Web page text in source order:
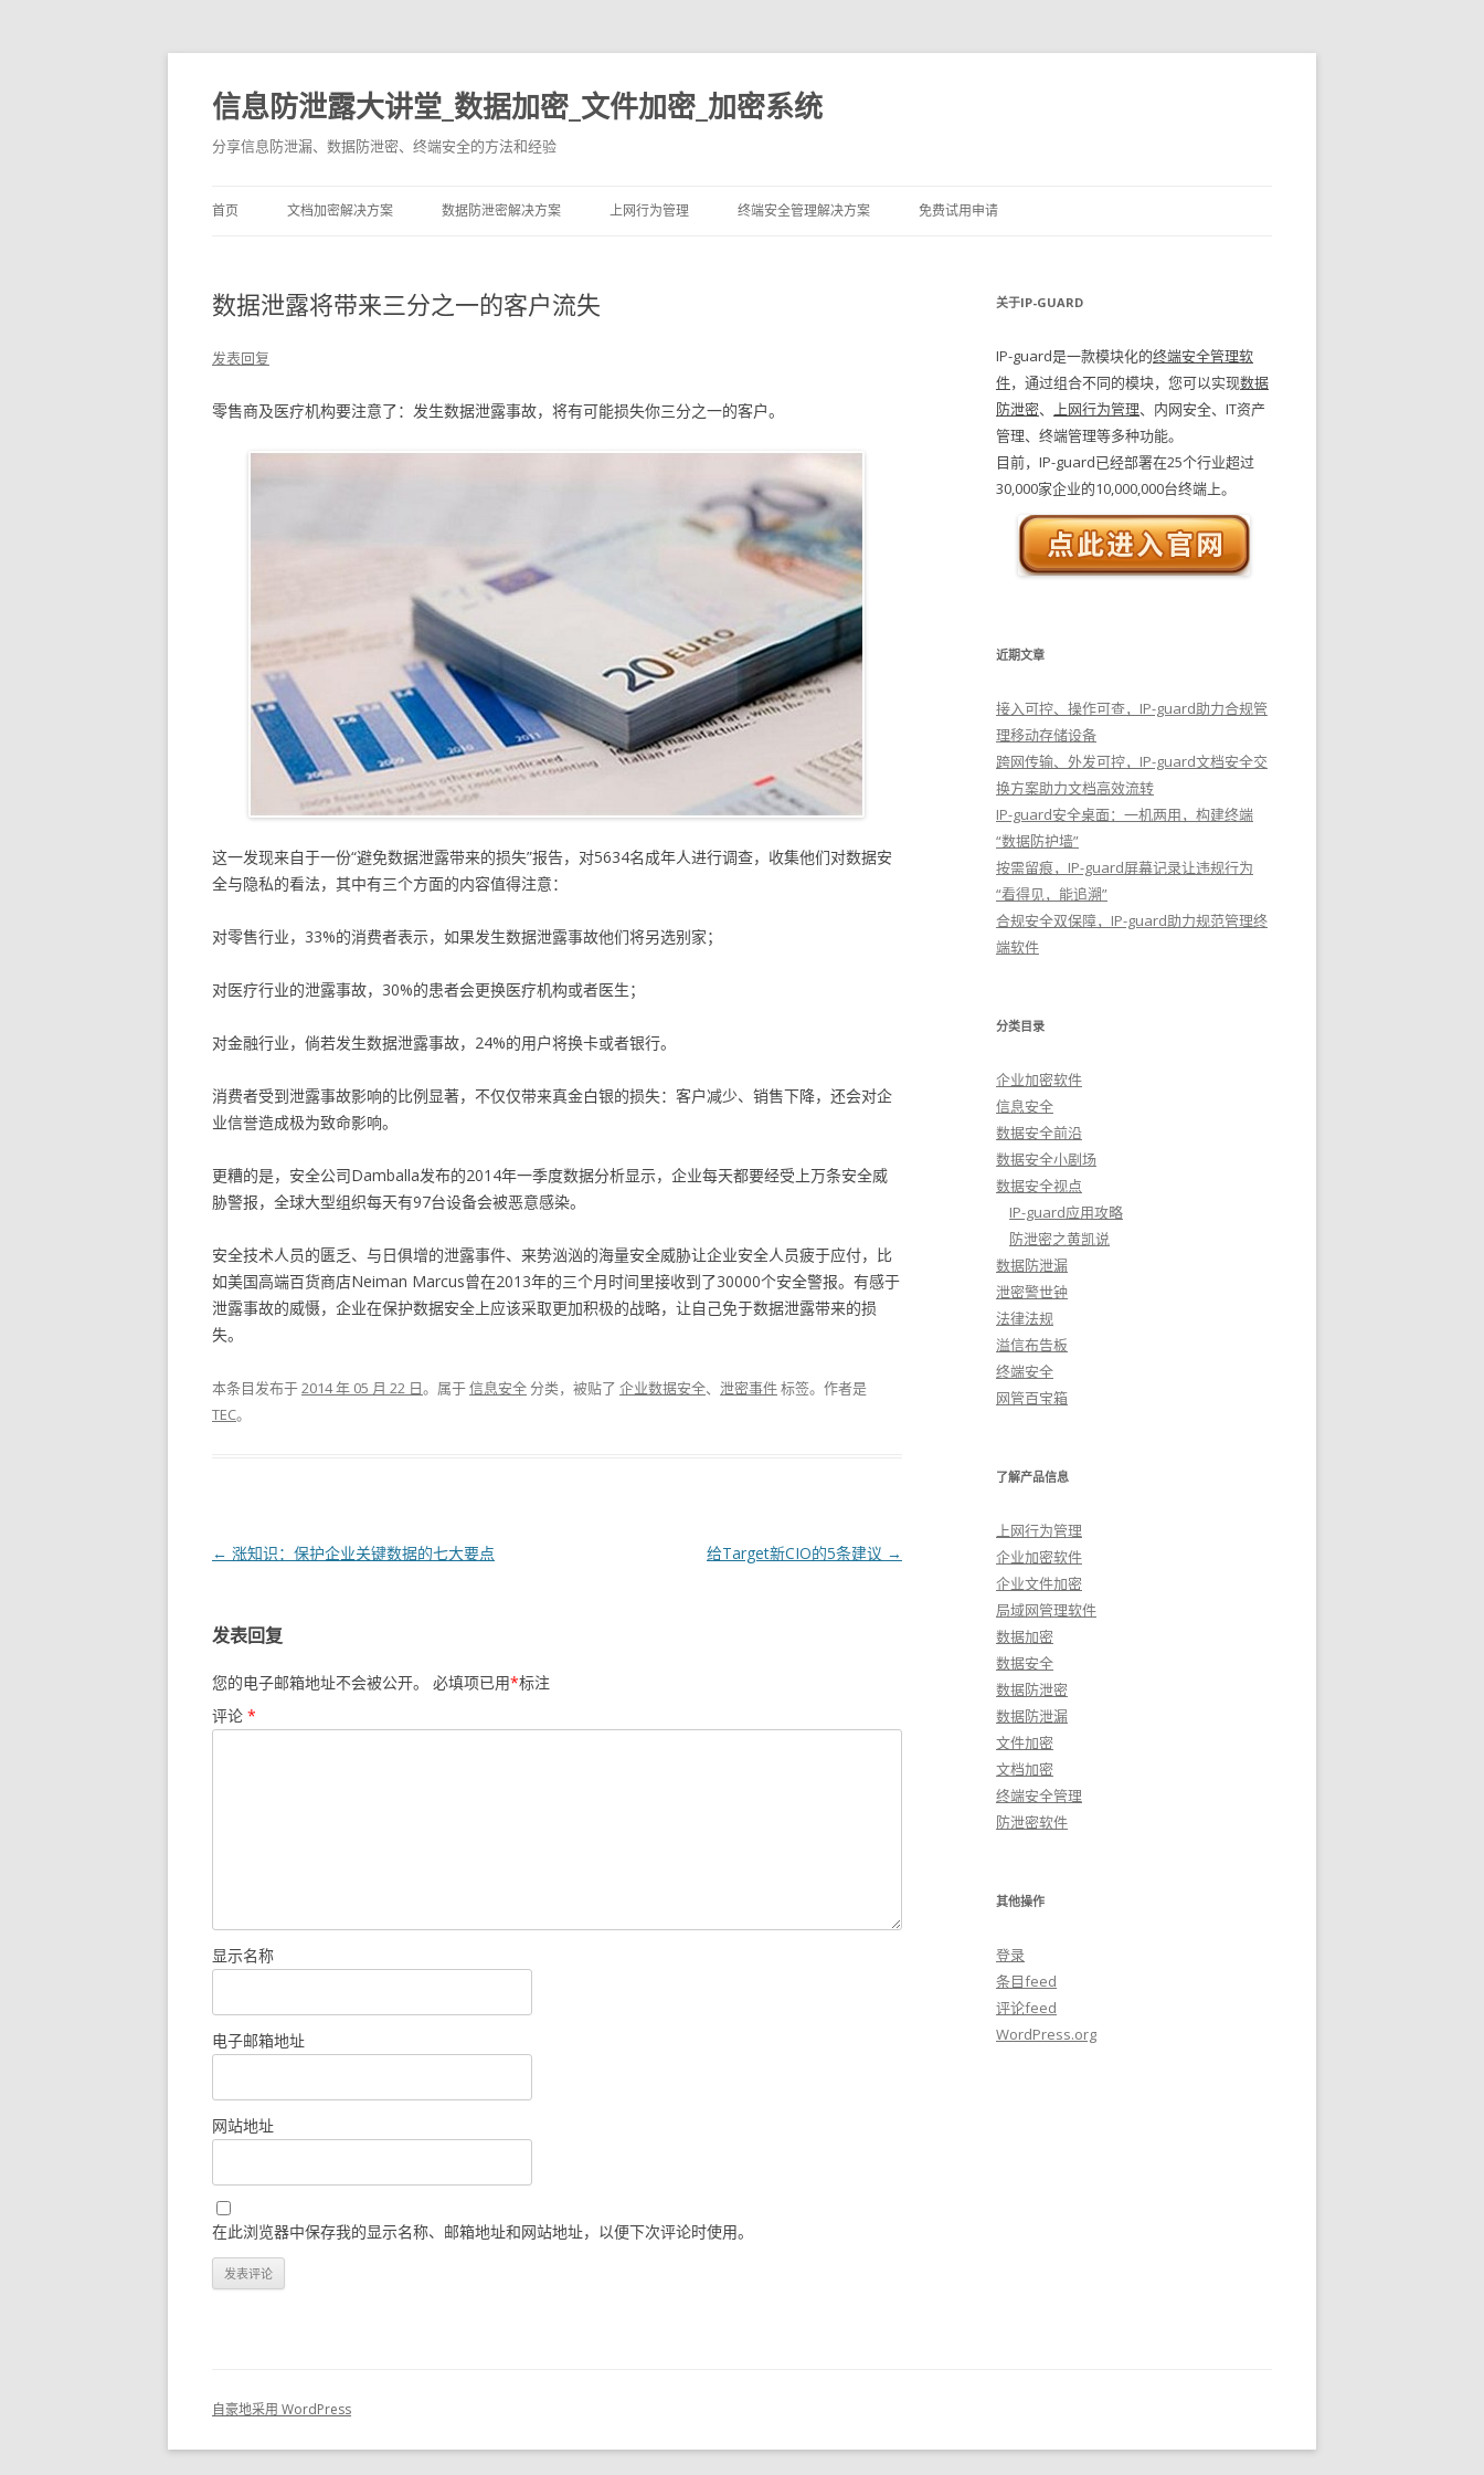
信息防泄露大讲堂_数据加密_文件加密_加密系统
分享信息防泄漏、数据防泄密、终端安全的方法和经验
首页 文档加密解决方案 数据防泄密解决方案 上网行为管理 终端安全管理解决方案 免费试用申请
数据泄露将带来三分之一的客户流失
发表回复
零售商及医疗机构要注意了：发生数据泄露事故，将有可能损失你三分之一的客户。
这一发现来自于一份“避免数据泄露带来的损失”报告，对5634名成年人进行调查，收集他们对数据安
全与隐私的看法，其中有三个方面的内容值得注意：
对零售行业，33%的消费者表示，如果发生数据泄露事故他们将另选别家；
对医疗行业的泄露事故，30%的患者会更换医疗机构或者医生；
对金融行业，倘若发生数据泄露事故，24%的用户将换卡或者银行。
消费者受到泄露事故影响的比例显著，不仅仅带来真金白银的损失：客户减少、销售下降，还会对企
业信誉造成极为致命影响。
更糟的是，安全公司Damballa发布的2014年一季度数据分析显示，企业每天都要经受上万条安全威
胁警报，全球大型组织每天有97台设备会被恶意感染。
安全技术人员的匮乏、与日俱增的泄露事件、来势汹汹的海量安全威胁让企业安全人员疲于应付，比
如美国高端百货商店Neiman Marcus曾在2013年的三个月时间里接收到了30000个安全警报。有感于
泄露事故的威慑，企业在保护数据安全上应该采取更加积极的战略，让自己免于数据泄露带来的损
失。
本条目发布于2014 年 05 月 22 日。属于信息安全分类，被贴了 企业数据安全、 泄密事件标签。 作者是
TEC。
文章导航
← 涨知识：保护企业关键数据的七大要点 给Target新CIO的5条建议 →
发表回复
您的电子邮箱地址不会被公开。 必填项已用*标注
评论 *
显示名称
电子邮箱地址
网站地址
在此浏览器中保存我的显示名称、邮箱地址和网站地址，以便下次评论时使用。
关于IP-GUARD
IP-guard是一款模块化的终端安全管理软
件，通过组合不同的模块，您可以实现数据
防泄密、 上网行为管理、内网安全、IT资产
管理、终端管理等多种功能。
目前，IP-guard已经部署在25个行业超过
30,000家企业的10,000,000台终端上。
近期文章
接入可控、操作可查，IP-guard助力合规管
理移动存储设备
跨网传输、外发可控，IP-guard文档安全交
换方案助力文档高效流转
IP-guard安全桌面：一机两用，构建终端
“数据防护墙”
按需留痕，IP-guard屏幕记录让违规行为
“看得见，能追溯”
合规安全双保障，IP-guard助力规范管理终
端软件
分类目录
企业加密软件
信息安全
数据安全前沿
数据安全小剧场
数据安全视点
IP-guard应用攻略
防泄密之黄凯说
数据防泄漏
泄密警世钟
法律法规
溢信布告板
终端安全
网管百宝箱
了解产品信息
上网行为管理
企业加密软件
企业文件加密
局域网管理软件
数据加密
数据安全
数据防泄密
数据防泄漏
文件加密
文档加密
终端安全管理
防泄密软件
其他操作
登录
条目feed
评论feed
WordPress.org
自豪地采用 WordPress